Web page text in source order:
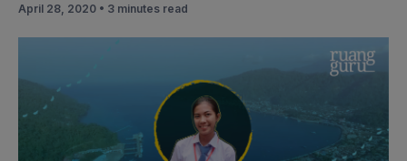
April 28, 2020 • 3 minutes read